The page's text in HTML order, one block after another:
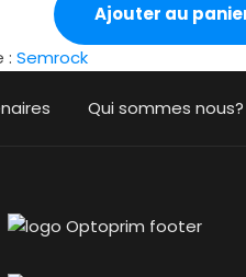
Ajouter au
: Semrock
Qui sommes nous?